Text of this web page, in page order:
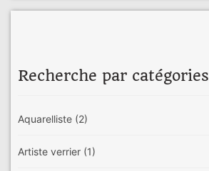
Recherche par catégories
Aquarelliste (2)
Artiste verrier (1)